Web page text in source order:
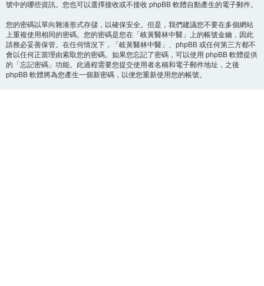
號中的哪些資訊。您也可以選擇接收或不接收 phpBB 軟體自動產生的電子郵件。
您的密碼以單向雜湊形式存儲，以確保安全。但是，我們建議您不要在多個網站
上重複使用相同的密碼。您的密碼是您在「岐黃醫林中醫」上的帳號金鑰，因此
請務必妥善保管。在任何情況下，「岐黃醫林中醫」、phpBB 或任何第三方都不
會以任何正當理由索取您的密碼。如果您忘記了密碼，可以使用 phpBB 軟體提供
的「忘記密碼」功能。此過程需要您提交使用者名稱和電子郵件地址，之後
phpBB 軟體將為您產生一個新密碼，以便您重新使用您的帳號。